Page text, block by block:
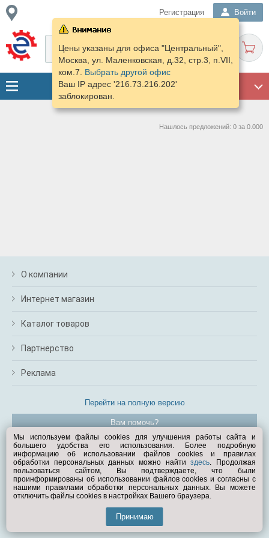
Регистрация Войти
Цены указаны для офиса "Центральный",
Москва, ул. Маленковская, д.32, стр.3, п.VII,
ком.7. Выбрать другой офис
Ваш IP адрес '216.73.216.202'
заблокирован.
Нашлось предложений: 0 за 0.000
О компании
Интернет магазин
Каталог товаров
Партнерство
Реклама
Перейти на полную версию
Вам помочь?
© Exist.ru 1998—2026
Мы используем файлы cookies для улучшения работы сайта и
большего удобства его использования. Более подробную
информацию об использовании файлов cookies и правилах
обработки персональных данных можно найтиздесь. Продолжая
пользоваться сайтом, Вы подтверждаете, что были
проинформированы об использовании файлов cookies и согласны с
нашими правилами обработки персональных данных. Вы можете
отключить файлы cookies в настройках Вашего браузера.
Принимаю